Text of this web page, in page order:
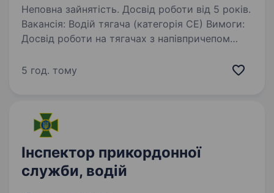
Неповна зайнятість. Досвід роботи від 5 років.
Вакансія: Водій тягача (категорія СЕ) Вимоги:
Досвід роботи на тягачах з напівпричепом
водійського посвідчення категорії СЕ;
5 год. тому
Інспектор прикордонної
служби, водій